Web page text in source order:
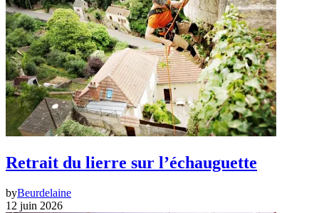
Retrait du lierre sur l’échauguette
byBeurdelaine
12 juin 2026